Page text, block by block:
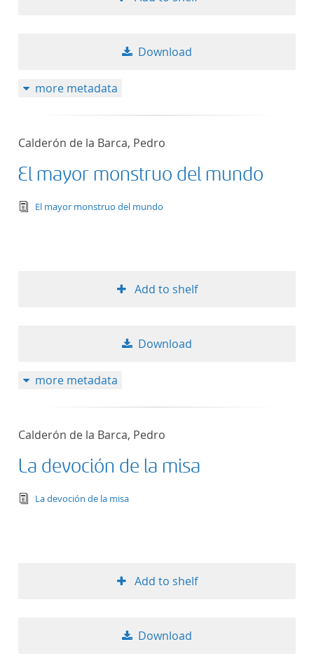
Download
more metadata
Calderón de la Barca, Pedro
El mayor monstruo del mundo
text/tg.edition+tg.aggregation+xml
El mayor monstruo del mundo
Add to shelf
Download
more metadata
Calderón de la Barca, Pedro
La devoción de la misa
text/tg.edition+tg.aggregation+xml
La devoción de la misa
Add to shelf
Download